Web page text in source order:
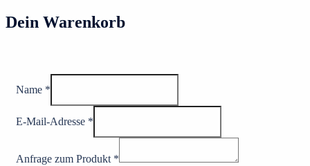
Dein Warenkorb
Name *
E-Mail-Adresse *
Anfrage zum Produkt *